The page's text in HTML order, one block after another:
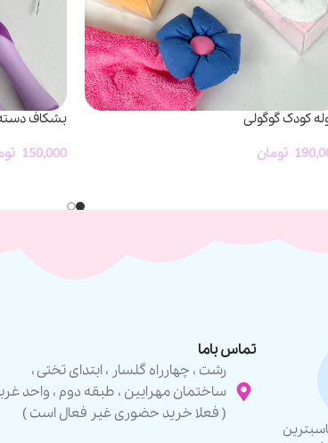
کودک گوگولی
تومان
بشکاف
150,000
تماس باما
رشت ، چهارراه گلسار ، ابتدای تختی ،
ساختمان مهرایین ، طبقه دوم ، واحد
( فعلا خرید حضوری غیر فعال است )